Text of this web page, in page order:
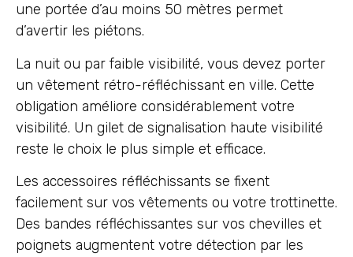
une portée d’au moins 50 mètres permet
d’avertir les piétons.
La nuit ou par faible visibilité, vous devez porter
un vêtement rétro-réfléchissant en ville. Cette
obligation améliore considérablement votre
visibilité. Un gilet de signalisation haute visibilité
reste le choix le plus simple et efficace.
Les accessoires réfléchissants se fixent
facilement sur vos vêtements ou votre trottinette.
Des bandes réfléchissantes sur vos chevilles et
poignets augmentent votre détection par les